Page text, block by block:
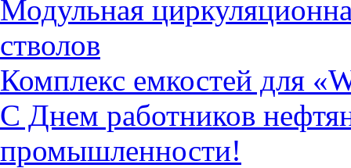
Модульная
стволов
Комплекс емкостей для
С Днем работников
промышленности!